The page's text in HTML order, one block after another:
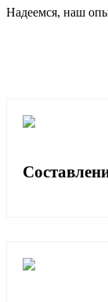
Надеемся, наш